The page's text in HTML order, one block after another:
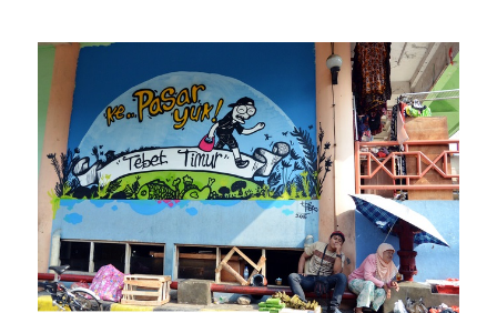
Situs
Festival
Pameran
Kesenian
Prancis
tentang
festival
kesenian
di
prancis
mulai
dari
seni,
musik,